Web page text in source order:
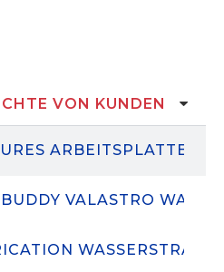
VON KUNDEN
ARBEITSPLATTEN
VALASTRO